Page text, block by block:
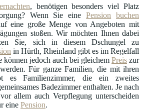
, benötigen besonders viel Platz
Wenn Sie einePension
buchen
eine große Menge von Angeboten mit
stoßen. Wir möchten Ihnen dabei
Sie, sich in diesem Dschungel zu
in Hürth, Rheinland gibt es im Regelfall
können jedoch auch bei gleichem Preis zur
Für ganze Familien, die mit ihren
es Familienzimmer, die ein zweites
Badezimmer enthalten. Je nach
allem auch Verpflegung unterscheiden
eine Pension.